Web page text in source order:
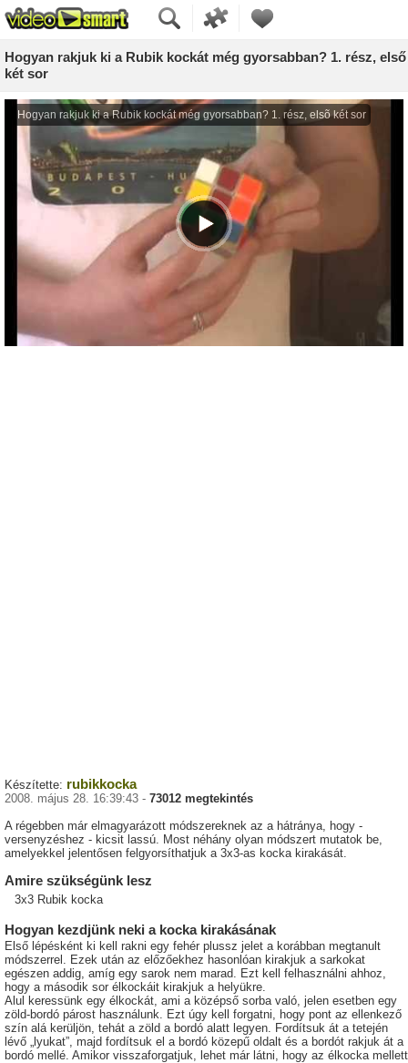
Hogyan rakjuk ki a Rubik kockát még gyorsabban? 1. rész, első
két sor
Készítette: rubikkocka
2008. május 28. 16:39:43 - 73012 megtekintés
A régebben már elmagyarázott módszereknek az a hátránya, hogy -
versenyzéshez - kicsit lassú. Most néhány olyan módszert mutatok be,
amelyekkel jelentősen felgyorsíthatjuk a 3x3-as kocka kirakását.
Amire szükségünk lesz
3x3 Rubik kocka
Hogyan kezdjünk neki a kocka kirakásának
Első lépésként ki kell rakni egy fehér plussz jelet a korábban megtanult
módszerrel. Ezek után az előzőekhez hasonlóan kirakjuk a sarkokat
egészen addig, amíg egy sarok nem marad. Ezt kell felhasználni ahhoz,
hogy a második sor élkockáit kirakjuk a helyükre.
Alul keressünk egy élkockát, ami a középső sorba való, jelen esetben egy
zöld-bordó párost használunk. Ezt úgy kell forgatni, hogy pont az ellenkező
szín alá kerüljön, tehát a zöld a bordó alatt legyen. Fordítsuk át a tetején
lévő „lyukat”, majd fordítsuk el a bordó közepű oldalt és a bordót rakjuk át a
bordó mellé. Amikor visszaforgatjuk, lehet már látni, hogy az élkocka mellett